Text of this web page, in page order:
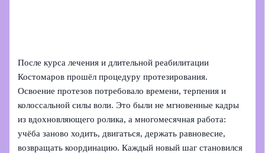
После курса лечения и длительной реабилитации
Костомаров прошёл процедуру протезирования.
Освоение протезов потребовало времени, терпения и
колоссальной силы воли. Это были не мгновенные кадры
из вдохновляющего ролика, а многомесячная работа:
учёба заново ходить, двигаться, держать равновесие,
возвращать координацию. Каждый новый шаг становился